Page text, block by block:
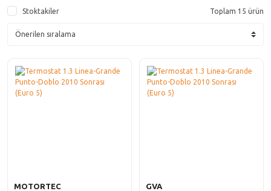
Stoktakiler Toplam 15 ürün
MOTORTEC GVA